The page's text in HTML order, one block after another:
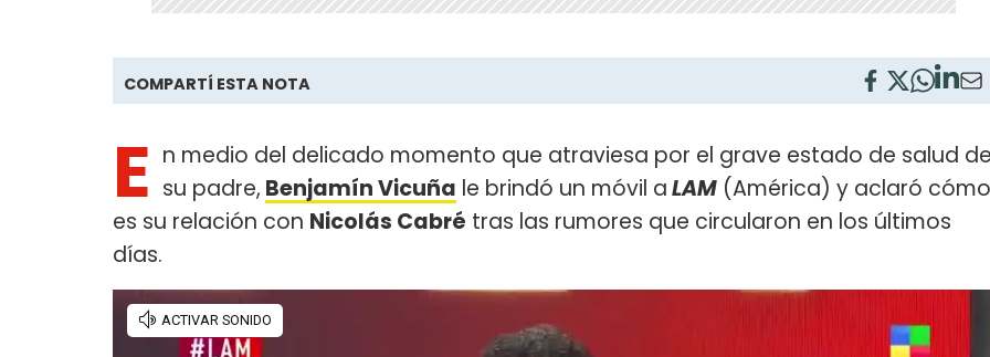
COMPARTÍ ESTA NOTA
E n medio del delicado momento que atraviesa por el grave estado de salud
su padre, Benjamín Vicuña le brindó un móvil aLAM (América) y aclaró cómo
es su relación con Nicolás Cabré tras las rumores que circularon en los últimos
días.